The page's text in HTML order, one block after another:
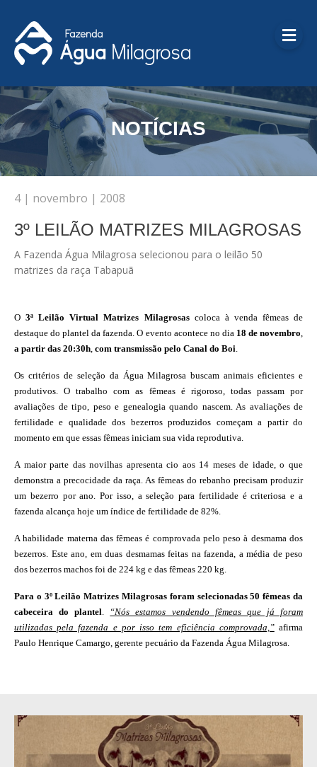
NOTÍCIAS
4 | novembro | 2008
3º LEILÃO MATRIZES MILAGROSAS
A Fazenda Água Milagrosa selecionou para o leilão 50
matrizes da raça Tabapuã
O3ª Leilão Virtual Matrizes Milagrosas coloca à venda fêmeas de
destaque do plantel da fazenda. O evento acontece no dia 18 de novembro
a partir das 20:30h com transmissão pelo Canal do Boi
Os critérios de seleção da Água Milagrosa buscam animais eficientes e
produtivos. O trabalho com as fêmeas é rigoroso, todas passam por
avaliações de tipo, peso e genealogia quando nascem. As avaliações de
fertilidade e qualidade dos bezerros produzidos começam a partir do
momento em que essas fêmeas iniciam sua vida reprodutiva.
A maior parte das novilhas apresenta cio aos 14 meses de idade, o que
demonstra a precocidade da raça. As fêmeas do rebanho precisam produzir
um bezerro por ano. Por isso, a seleção para fertilidade é criteriosa e a
fazenda alcança hoje um índice de fertilidade de 82%.
A habilidade materna das fêmeas é comprovada pelo peso à desmama dos
bezerros. Este ano, em duas desmamas feitas na fazenda, a média de peso
dos bezerros machos foi de 224 kg e das fêmeas 220 kg.
Para o 3º Leilão Matrizes Milagrosas foram selecionadas 50 fêmeas da
cabeceira do plantel
“Nós estamos vendendo fêmeas que já foram
utilizadas pela fazenda e por isso tem eficiência comprovada,” afirma
Paulo Henrique Camargo, gerente pecuário da Fazenda Água Milagrosa.